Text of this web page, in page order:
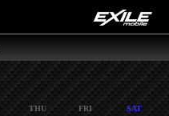
THU FRI SAT